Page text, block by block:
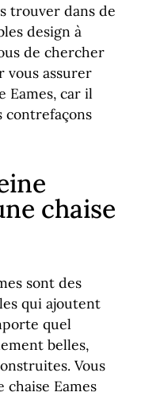
trouver dans de
design à
de chercher
vous assurer
Eames, car il
contrefaçons
chaise
sont des
qui ajoutent
quel
belles,
Vous
Eames